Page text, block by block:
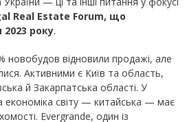
Real Estate Forum, що
року.
новобудов відновили продажі, але
Активними є Київ та область,
й Закарпатська області. У
економіка світу — китайська — має
Evergrande, один із